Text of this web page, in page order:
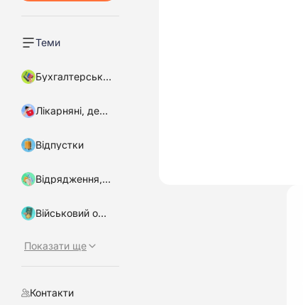
Теми
Бухгалтерський облік
Лікарняні, декретні
Відпустки
Відрядження, підзвітні кошти
Військовий облік, бронювання
Показати ще
Контакти